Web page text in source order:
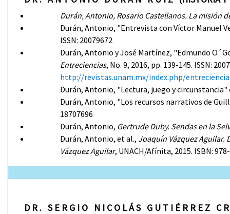
Durán, Antonio, Rosario Castellanos. La misión
Durán, Antonio, "Entrevista con Víctor Manuel
ISSN: 20079672
Durán, Antonio y José Martínez, "Edmundo
Entreciencias, No. 9, 2016, pp. 139-145. ISSN:
http://revistas.unam.mx/index.php/
Durán, Antonio, "Lectura, juego y
Durán, Antonio, "Los recursos narrativos de
18707696
Durán, Antonio, Gertrude Duby. Sendas en la
Durán, Antonio, et al., Joaquín Vázquez Aguilar.
Vázquez Aguilar, UNACH/Afínita, 2015. ISBN:
D R . S E R G I O N I C O L Á S G U T I É R R E Z C